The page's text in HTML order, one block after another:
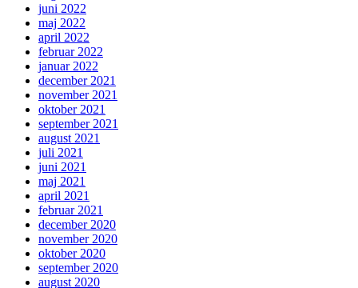
juni 2022
maj 2022
april 2022
februar 2022
januar 2022
december 2021
november 2021
oktober 2021
september 2021
august 2021
juli 2021
juni 2021
maj 2021
april 2021
februar 2021
december 2020
november 2020
oktober 2020
september 2020
august 2020